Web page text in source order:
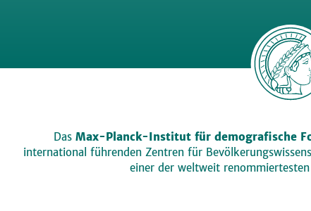
Das Max-Planck-Institut für demografische
international führenden Zentren für
einer der weltweit